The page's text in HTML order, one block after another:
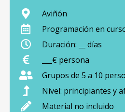
Aviñón
Programación en
Duración: __ días
___€ persona
Grupos de 5 a 10
Nivel: principiantes y
Material no incluido